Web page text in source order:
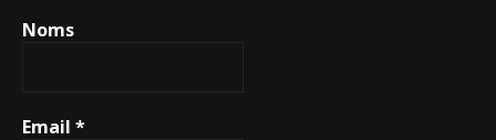
Noms
Email *